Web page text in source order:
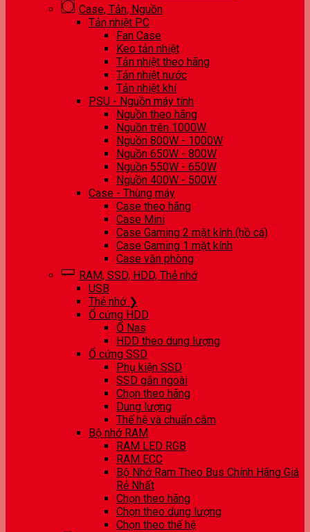
Case, Tản, Nguồn
Tản nhiệt PC
Fan Case
Keo tản nhiệt
Tản nhiệt theo hãng
Tản nhiệt nước
Tản nhiệt khí
PSU - Nguồn máy tính
Nguồn theo hãng
Nguồn trên 1000W
Nguồn 800W - 1000W
Nguồn 650W - 800W
Nguồn 550W - 650W
Nguồn 400W - 500W
Case - Thùng máy
Case theo hãng
Case Mini
Case Gaming 2 mặt kính (hồ cá)
Case Gaming 1 mặt kính
Case văn phòng
RAM, SSD, HDD, Thẻ nhớ
USB
Thẻ nhớ ❯
Ổ cứng HDD
Ổ Nas
HDD theo dung lượng
Ổ cứng SSD
Phụ kiện SSD
SSD gắn ngoài
Chọn theo hãng
Dung lượng
Thế hệ và chuẩn cắm
Bộ nhớ RAM
RAM LED RGB
RAM ECC
Bộ Nhớ Ram Theo Bus Chính Hãng Giá
Rẻ Nhất
Chọn theo hãng
Chọn theo dung lượng
Chọn theo thế hệ